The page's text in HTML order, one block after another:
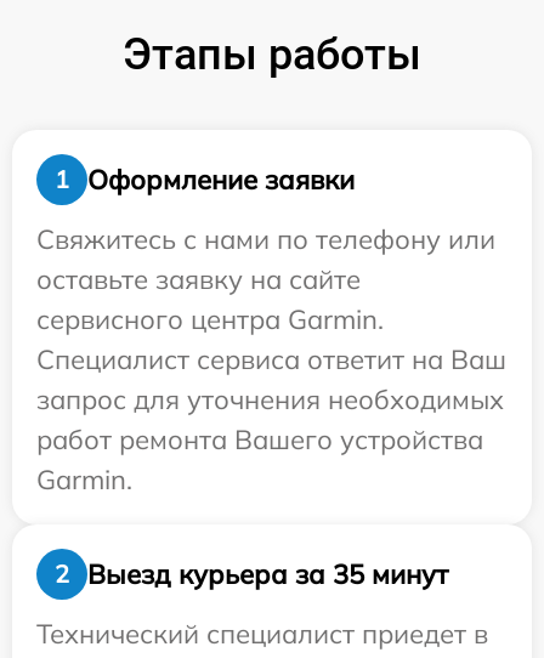
Этапы работы
1
Оформление заявки
Свяжитесь с нами по телефону или
оставьте заявку на сайте
сервисного центра Garmin.
Специалист сервиса ответит на Ваш
запрос для уточнения необходимых
работ ремонта Вашего устройства
Garmin.
2
Выезд курьера за 35 минут
Технический специалист приедет в